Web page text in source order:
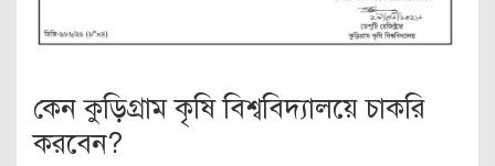
কেন কুড়িগ্রাম কৃষি বিশ্ববিদ্যালয়ে চাকরি
করবেন?